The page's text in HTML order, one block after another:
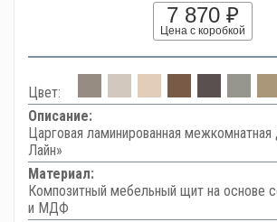
7 870 ₽
Цена с коробкой
Цвет:
Описание:
Царговая ламинированная
Лайн»
Материал:
Композитный мебельный щит на основе
и МДФ